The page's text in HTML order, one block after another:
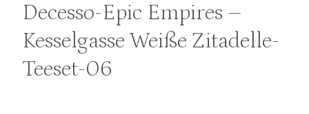
Decesso-Epic Empires –
Kesselgasse Weiße Zitadelle-
Teeset-06